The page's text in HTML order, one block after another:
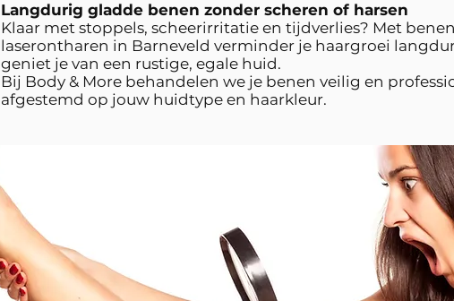
Langdurig gladde benen zonder scheren of harsen
Klaar met stoppels, scheerirritatie en tijdverlies? Met
laserontharen in Barneveld verminder je haargroei
geniet je van een rustige, egale huid.
Bij Body & More behandelen we je benen veilig en
afgestemd op jouw huidtype en haarkleur.